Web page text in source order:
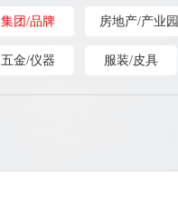
VI设计
淘宝、天猫、京东装修
集团/品牌 房地产/产业园
五金/仪器 服装/皮具